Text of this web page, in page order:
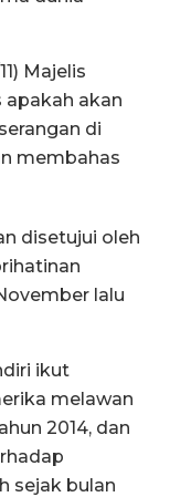
Majelis
apakah akan
di
membahas
disetujui oleh
lalu
ikut
melawan
2014, dan
sejak bulan